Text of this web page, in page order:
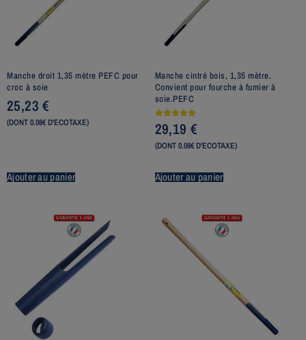
Manche droit 1,35 mètre PEFC pour
croc à soie
25,23€
(DONT 0.08€ D'ECOTAXE)
Ajouter au panier
Manche cintré bois, 1,35 mètre.
Convient pour fourche à fumier à
soie.PEFC
Note
5.00
sur 5
29,19 €
(DONT 0.08€ D'ECOTAXE)
Ajouter au panier